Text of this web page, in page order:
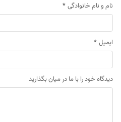
نام و نام خانوادگی *
ایمیل *
دیدگاه خود را با ما در میان بگذارید